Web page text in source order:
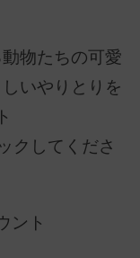
物たちの可愛
いやりとりを
クしてくださ
ント